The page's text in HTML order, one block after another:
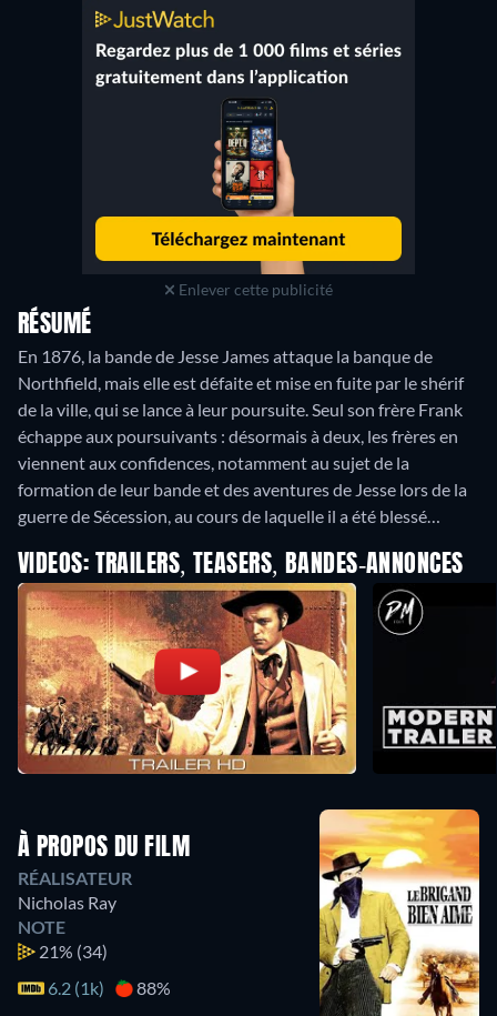
Enlever cette publicité
RÉSUMÉ
En 1876, la bande de Jesse James attaque la banque de
Northfield, mais elle est défaite et mise en fuite par le shérif
de la ville, qui se lance à leur poursuite. Seul son frère Frank
échappe aux poursuivants : désormais à deux, les frères en
viennent aux confidences, notamment au sujet de la
formation de leur bande et des aventures de Jesse lors de la
guerre de Sécession, au cours de laquelle il a été blessé…
VIDEOS: TRAILERS, TEASERS, BANDES-ANNONCES
À PROPOS DU FILM
RÉALISATEUR
Nicholas Ray
NOTE
21% (34)
6.2 (1k)
88%